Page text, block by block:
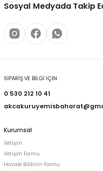
Sosyal Medyada Takip
SİPARİŞ VE BİLGİ İÇİN
0 530 212 10 41
Kurumsal
İletişim
İletişim Formu
Havale Bildirim Formu